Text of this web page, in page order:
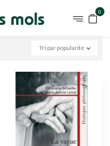
0
Tri par popularité